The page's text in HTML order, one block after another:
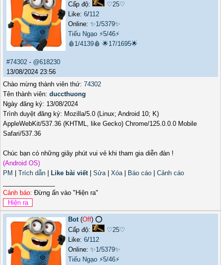
Cấp độ:
♡25♡
Like: 6/112
Online: ✨1/5379✨
Tiếu Ngạo ⚡5/46⚡
🩸1/4139🩸 🌟17/1695🌟
#74302 - @618230
13/08/2024 23:56
Chào mừng thành viên thứ: 74302
Tên thành viên: duccthuong
Ngày đăng ký: 13/08/2024
Trình duyệt đăng ký: Mozilla/5.0 (Linux; Android 10; K)
AppleWebKit/537.36 (KHTML, like Gecko) Chrome/125.0.0.0 Mobile
Safari/537.36
Chúc bạn có những giây phút vui vẻ khi tham gia diễn đàn !
(Android OS)
PM
Trích dẫn Like bài viết| Sửa| Xóa| Báo cáo
Cảnh cáo
Cảnh báo: Đừng ấn vào "Hiện ra"
Bot(Off) ⭕️
Cấp độ:
♡25♡
Like: 6/112
Online: ✨1/5379✨
Tiếu Ngạo ⚡5/46⚡